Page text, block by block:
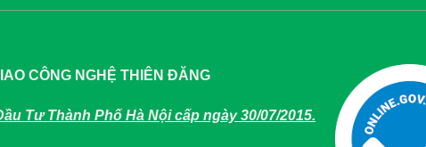
CÔNG NGHỆ THIÊN ĐĂNG
Tư Thành Phố Hà Nội cấp ngày 30/07/2015.